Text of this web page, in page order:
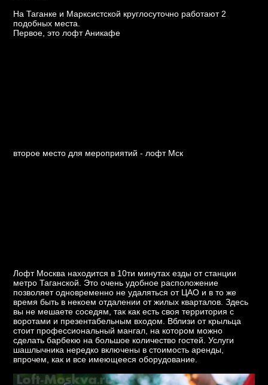
На Таганке и Марксистской круглосуточно работают 2
подобных места.
Первое, это лофт Аникафе
второе место для мероприятий - лофт Мск
Лофт Москва находится в 10ти минутах езды от станции
метро Таганской. Это очень удобное расположение
позволяет одновременно не удаляться от ЦАО и в то же
время быть в некоем отдалении от жилых кварталов. Здесь
вы не мешаете соседям, так как есть своя территория с
воротами и презентабельным входом. Вблизи от крыльца
стоит профессиональный мангал, на котором можно
сделать барбекю на большое количество гостей. Услуги
шашлычника нередко включены в стоимость аренды,
впрочем, как и все имеющееся оборудование.